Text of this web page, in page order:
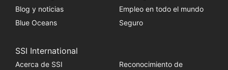
Blog y noticias
Empleo en todo el mundo
Blue Oceans
Seguro
SSI International
Acerca de SSI
Reconocimiento de